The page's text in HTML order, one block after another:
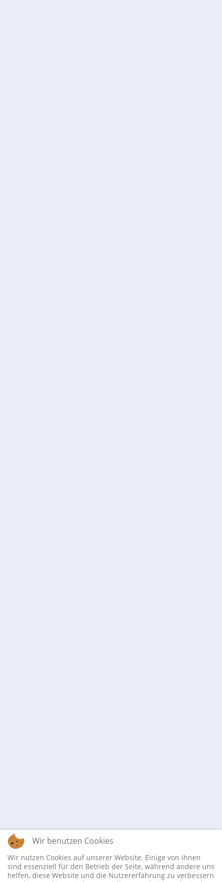
Wir benutzen Cookies
Wir nutzen Cookies auf unserer Website. Einige von ihnen
sind essenziell für den Betrieb der Seite, während andere uns
helfen, diese Website und die Nutzererfahrung zu verbessern